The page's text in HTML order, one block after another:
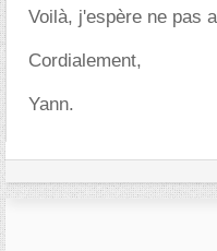
Voilà, j'espère ne pas
Cordialement,
Yann.